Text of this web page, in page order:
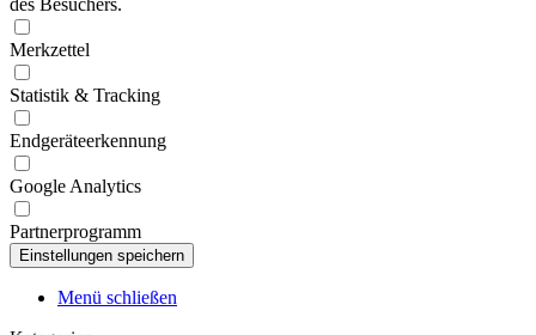
des Besuchers.
Merkzettel
Statistik & Tracking
Endgeräteerkennung
Google Analytics
Partnerprogramm
Menü schließen